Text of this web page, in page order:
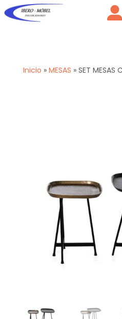
Inicio » MESAS » SET MESAS